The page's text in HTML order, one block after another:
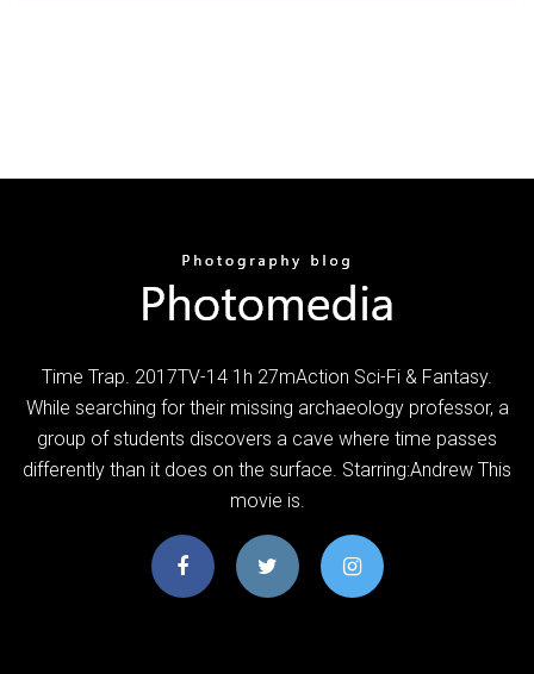
Time Trap. 2017TV-14 1h 27mAction Sci-Fi & Fantasy.
While searching for their missing archaeology professor, a
group of students discovers a cave where time passes
differently than it does on the surface. Starring:Andrew This
movie is.